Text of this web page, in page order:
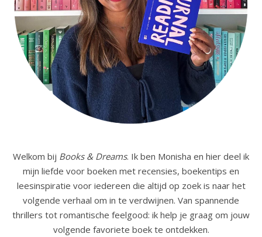
Welkom bij Books & Dreams. Ik ben Monisha en hier deel ik
mijn liefde voor boeken met recensies, boekentips en
leesinspiratie voor iedereen die altijd op zoek is naar het
volgende verhaal om in te verdwijnen. Van spannende
thrillers tot romantische feelgood: ik help je graag om jouw
volgende favoriete boek te ontdekken.